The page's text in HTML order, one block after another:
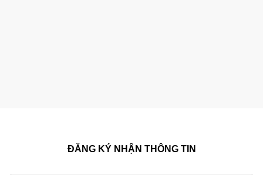
ĐĂNG KÝ NHẬN THÔNG TIN